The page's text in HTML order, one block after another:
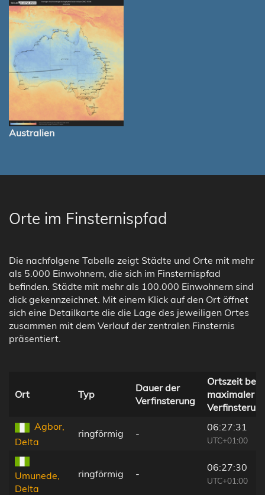
Australien
Orte im Finsternispfad
Die nachfolgene Tabelle zeigt Städte und Orte mit mehr
als 5.000 Einwohnern, die sich im Finsternispfad
befinden. Städte mit mehr als 100.000 Einwohnern sind
dick gekennzeichnet. Mit einem Klick auf den Ort öffnet
sich eine Detailkarte die die Lage des jeweiligen Ortes
zusammen mit dem Verlauf der zentralen Finsternis
präsentiert.
Ort Typ
Dauer der
Verfinsterung
Ortszeit bei
maximaler
Agbor,
Delta
ringförmig -
06:27:31
UTC+01:00
Umunede,
Delta
ringförmig -
06:27:30
UTC+01:00